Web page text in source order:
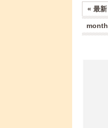
« 最新
month